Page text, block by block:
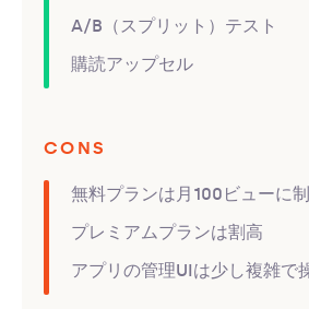
A/B（スプリット）テスト
購読アップセル
CONS
無料プランは月100ビューに
プレミアムプランは割高
アプリの管理UIは少し複雑で